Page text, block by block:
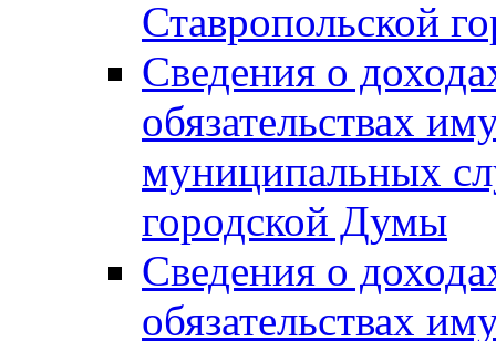
Ставропольской
Сведения о
обязательствах
муниципальных
городской Думы
Сведения о
обязательствах